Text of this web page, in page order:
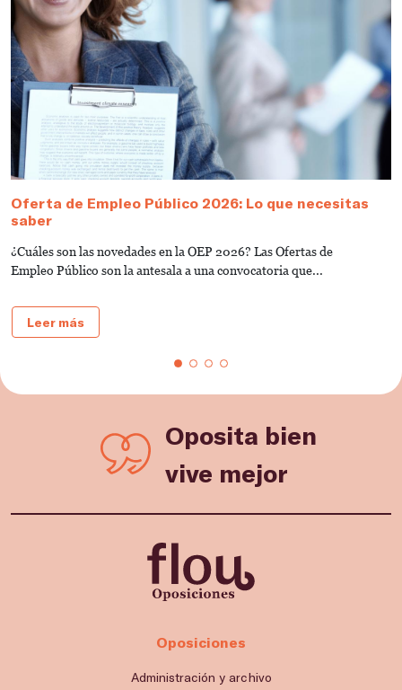
Oferta de Empleo Público 2026: Lo que necesitas
saber
¿Cuáles son las novedades en la OEP 2026? Las Ofertas de
Empleo Público son la antesala a una convocatoria que...
Leer más
Oposita bien
vive mejor
Oposiciones
Administración y archivo